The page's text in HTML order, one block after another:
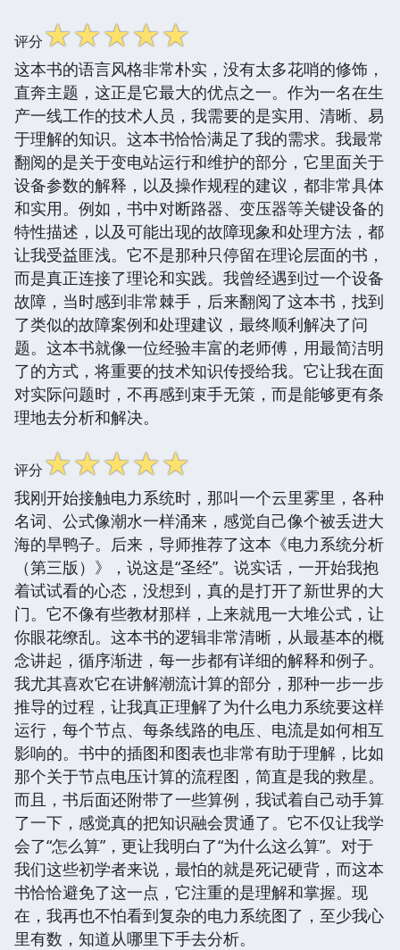
评分☆☆☆☆☆
这本书的语言风格非常朴实，没有太多花哨的修饰，
直奔主题，这正是它最大的优点之一。作为一名在生
产一线工作的技术人员，我需要的是实用、清晰、易
于理解的知识。这本书恰恰满足了我的需求。我最常
翻阅的是关于变电站运行和维护的部分，它里面关于
设备参数的解释，以及操作规程的建议，都非常具体
和实用。例如，书中对断路器、变压器等关键设备的
特性描述，以及可能出现的故障现象和处理方法，都
让我受益匪浅。它不是那种只停留在理论层面的书，
而是真正连接了理论和实践。我曾经遇到过一个设备
故障，当时感到非常棘手，后来翻阅了这本书，找到
了类似的故障案例和处理建议，最终顺利解决了问
题。这本书就像一位经验丰富的老师傅，用最简洁明
了的方式，将重要的技术知识传授给我。它让我在面
对实际问题时，不再感到束手无策，而是能够更有条
理地去分析和解决。
评分☆☆☆☆☆
我刚开始接触电力系统时，那叫一个云里雾里，各种
名词、公式像潮水一样涌来，感觉自己像个被丢进大
海的旱鸭子。后来，导师推荐了这本《电力系统分析
（第三版）》，说这是“圣经”。说实话，一开始我抱
着试试看的心态，没想到，真的是打开了新世界的大
门。它不像有些教材那样，上来就甩一大堆公式，让
你眼花缭乱。这本书的逻辑非常清晰，从最基本的概
念讲起，循序渐进，每一步都有详细的解释和例子。
我尤其喜欢它在讲解潮流计算的部分，那种一步一步
推导的过程，让我真正理解了为什么电力系统要这样
运行，每个节点、每条线路的电压、电流是如何相互
影响的。书中的插图和图表也非常有助于理解，比如
那个关于节点电压计算的流程图，简直是我的救星。
而且，书后面还附带了一些算例，我试着自己动手算
了一下，感觉真的把知识融会贯通了。它不仅让我学
会了“怎么算”，更让我明白了“为什么这么算”。对于
我们这些初学者来说，最怕的就是死记硬背，而这本
书恰恰避免了这一点，它注重的是理解和掌握。现
在，我再也不怕看到复杂的电力系统图了，至少我心
里有数，知道从哪里下手去分析。